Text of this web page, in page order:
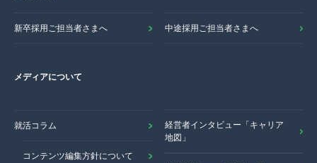
新卒採用ご担当者さまへ 中途採用ご担当者さまへ
メディアについて
就活コラム
コンテンツ編集方針について
経営者インタビュー「キャリア
地図」